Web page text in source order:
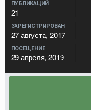
ПУБЛИКАЦИЙ
21
ЗАРЕГИСТРИРОВАН
27 августа, 2017
ПОСЕЩЕНИЕ
29 апреля, 2019